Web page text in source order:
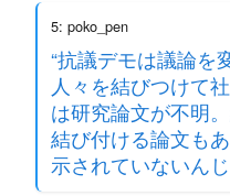
5: poko_pen
“抗議デモは議論を
人々を結びつけて
は研究論文が不明
結び付ける論文も
示されていないん